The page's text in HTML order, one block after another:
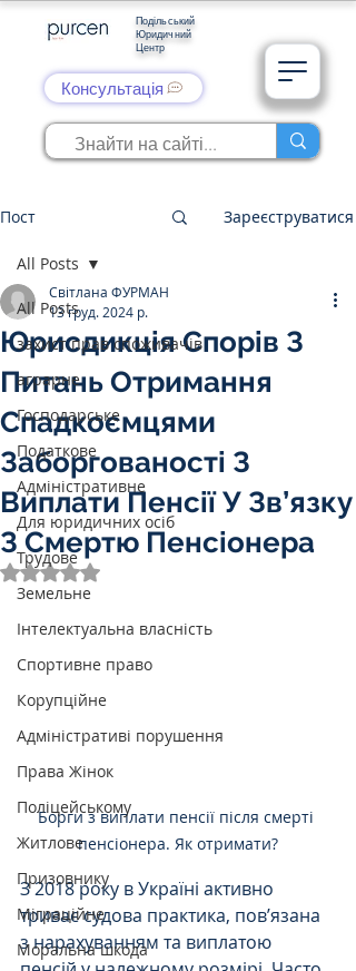
Подільський
Юридичний
Центр
Консультація
Пост Зареєструватися
All Posts
захист прав споживачів
аграрне
Господарське
Податкове
Адміністративне
Для юридичних осіб
Трудове
Земельне
Інтелектуальна власність
Спортивне право
Корупційне
Адміністративі порушення
Права Жінок
Поліцейському
Житлове
Призовнику
Міграційне
Моральна шкода
All Posts
Юрисдикція Спорів З
Питань Отримання
Спадкоємцями
Заборгованості З
Виплати Пенсії У Зв’язку
З Смертю Пенсіонера
Світлана ФУРМАН
13 груд. 2024 р.
Оцінка: NaN з 5 зірок.
Борги з виплати пенсії після смерті
пенсіонера. Як отримати?
З 2018 року в Україні активно
триває судова практика, пов’язана
з нарахуванням та виплатою